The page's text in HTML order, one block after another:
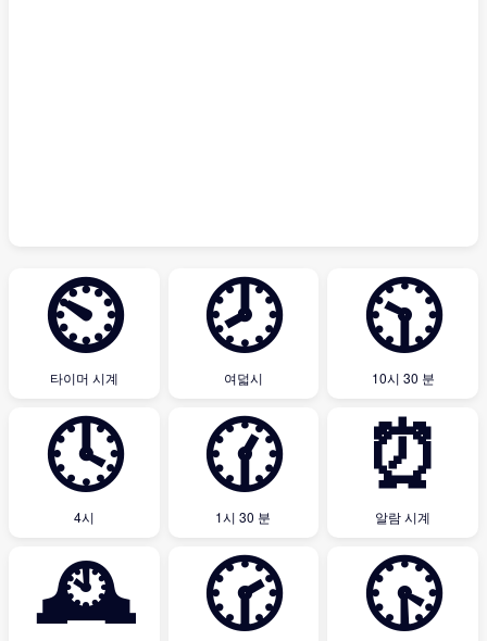
⏲
타이머 시계
🕗
여덟시
🕥
10시 30 분
🕓
4시
🕜
1시 30 분
⏰
알람 시계
🕰 🕝 🕟